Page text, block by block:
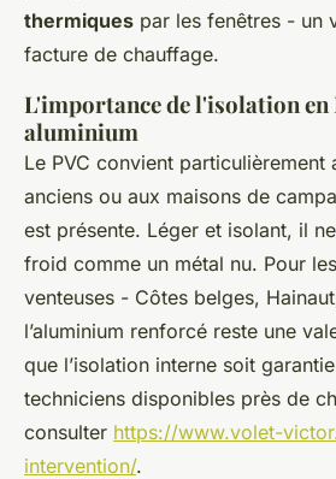
thermiques par les fenêtres - un
facture de chauffage.
L'importance de l'isolation en
aluminium
Le PVC convient particulièrement
anciens ou aux maisons de
est présente. Léger et isolant, il
froid comme un métal nu. Pour
venteuses - Côtes belges,
l’aluminium renforcé reste une
que l’isolation interne soit
techniciens disponibles près de
consulter https://www.volet-
intervention/.